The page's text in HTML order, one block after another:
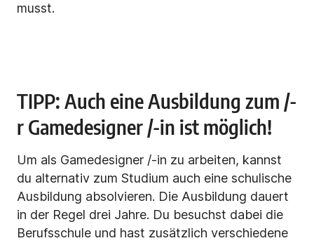
musst.
TIPP: Auch eine Ausbildung zum /-
r Gamedesigner /-in ist möglich!
Um als Gamedesigner /-in zu arbeiten, kannst
du alternativ zum Studium auch eine schulische
Ausbildung absolvieren. Die Ausbildung dauert
in der Regel drei Jahre. Du besuchst dabei die
Berufsschule und hast zusätzlich verschiedene